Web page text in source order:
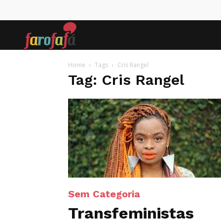
Home Tags Cris Rangel
Tag: Cris Rangel
Sem Categoria
Transfeministas